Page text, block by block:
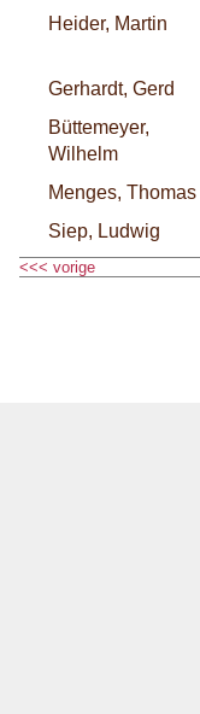
Heider, Martin
Gerhardt, Gerd
Büttemeyer,
Wilhelm
Menges, Thomas
Siep, Ludwig
<<< vorige